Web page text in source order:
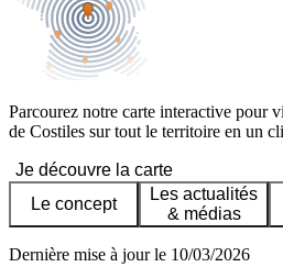
Parcourez notre carte interactive pour
de Costiles sur tout le territoire en un
Je découvre la carte
Le concept
Les actualités
& médias
Dernière mise à jour le 10/03/2026